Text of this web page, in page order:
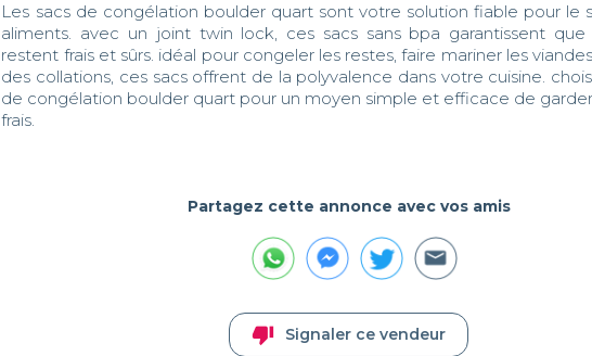
Les sacs de congélation boulder quart sont votre solution fiable pour le
aliments. avec un joint twin lock, ces sacs sans bpa garantissent que
restent frais et sûrs. idéal pour congeler les restes, faire mariner les
des collations, ces sacs offrent de la polyvalence dans votre cuisine.
de congélation boulder quart pour un moyen simple et efficace de
frais.
Partagez cette annonce avec vos amis
thumb_down Signaler ce vendeur